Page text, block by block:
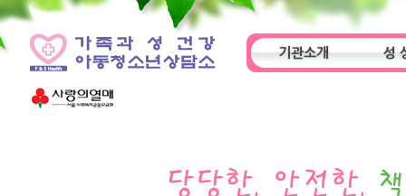
기관소개 성